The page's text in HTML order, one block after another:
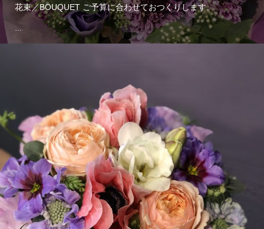
花束／BOUQUET ご予算に合わせておつくりします。
…